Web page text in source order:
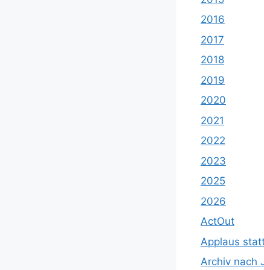
2016
2017
2018
2019
2020
2021
2022
2023
2025
2026
ActOut
Applaus
Archiv nach